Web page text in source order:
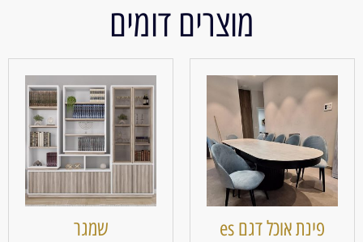
מוצרים דומים
פינת אוכל דגם es שמגר